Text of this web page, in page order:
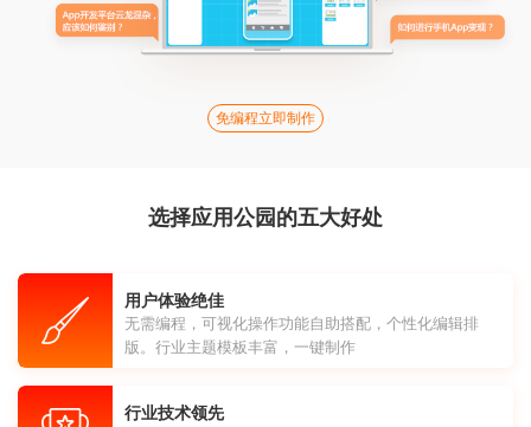
免编程立即制作
选择应用公园的五大好处
用户体验绝佳
无需编程，可视化操作功能自助搭配，个性化编辑排
版。行业主题模板丰富，一键制作
行业技术领先